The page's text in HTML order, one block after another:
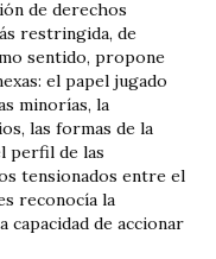
de derechos
restringida, de
sentido, propone
el papel jugado
minorías, la
las formas de la
perfil de las
tensionados entre el
reconocía la
de accionar